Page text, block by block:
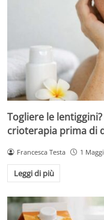
Togliere le
crioterapia prima di
Francesca Testa 1
Leggi di più